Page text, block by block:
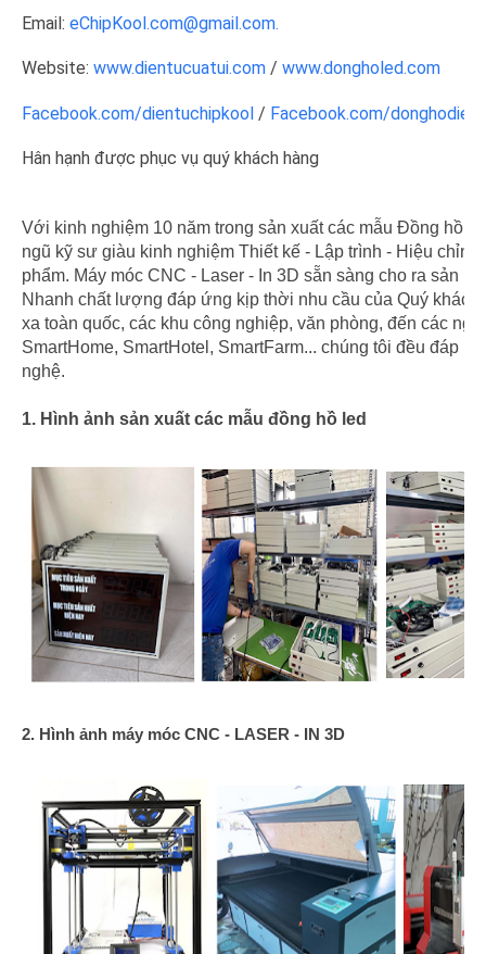
Email: eChipKool.com@gmail.com.
Website: www.dientucuatui.com / www.dongholed.com
Facebook.com/dientuchipkool / Facebook.com/
Hân hạnh được phục vụ quý khách hàng
Với kinh nghiệm 10 năm trong sản xuất các mẫu Đồng hồ
ngũ kỹ sư giàu kinh nghiệm Thiết kế - Lập trình - Hiệu chỉnh
phẩm. Máy móc CNC - Laser - In 3D sẵn sàng cho ra sản
Nhanh chất lượng đáp ứng kịp thời nhu cầu của Quý khách
xa toàn quốc, các khu công nghiệp, văn phòng, đến các
SmartHome, SmartHotel, SmartFarm... chúng tôi đều đáp
nghệ.
1. Hình ảnh sản xuất các mẫu đồng hồ led
2. Hình ảnh máy móc CNC - LASER - IN 3D